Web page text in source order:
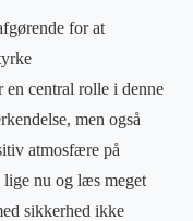
for at
en central rolle i denne
men også
atmosfære på
lige nu og læs meget
sikkerhed ikke